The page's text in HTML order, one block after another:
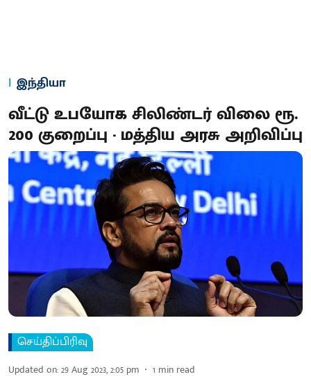
இந்தியா
வீட்டு உபயோக சிலிண்டர் விலை ரூ.
200 குறைப்பு - மத்திய அரசு அறிவிப்பு
செய்திப்பிரிவு
Updated on:29 Aug 2023, 2:05 pm 1 min read